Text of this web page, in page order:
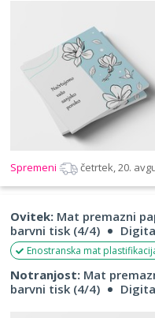
Spremeni četrtek, 20.
Ovitek: Mat premazni
barvni tisk (4/4)
Enostranska mat
Notranjost: Mat
barvni tisk (4/4)